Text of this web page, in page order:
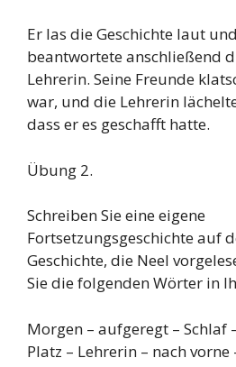
Er las die Geschichte laut
beantwortete anschließend
Lehrerin. Seine Freunde
war, und die Lehrerin
dass er es geschafft hatte.
Übung 2.
Schreiben Sie eine eigene
Fortsetzungsgeschichte auf
Geschichte, die Neel
Sie die folgenden Wörter in
Morgen – aufgeregt – Schlaf
Platz – Lehrerin – nach vorne